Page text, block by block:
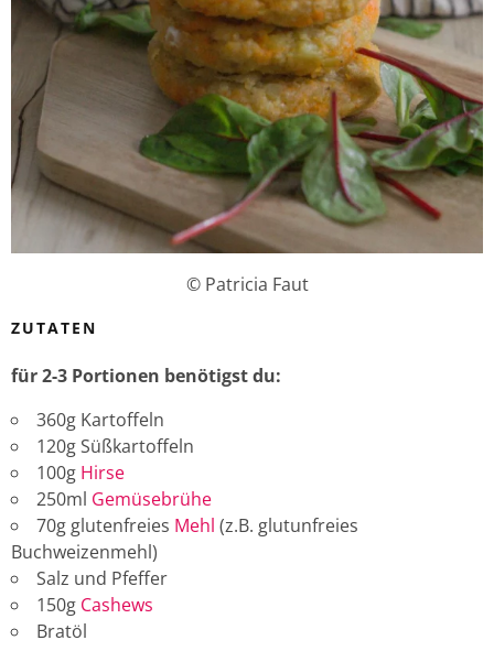
© Patricia Faut
ZUTATEN
für 2-3 Portionen benötigst du:
360g Kartoffeln
120g Süßkartoffeln
100g Hirse
250ml Gemüsebrühe
70g glutenfreies Mehl (z.B. glutunfreies
Buchweizenmehl)
Salz und Pfeffer
150g Cashews
Bratöl